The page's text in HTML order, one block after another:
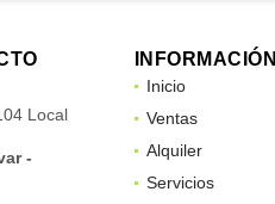
Local
-
INFORMACIÓN
Inicio
Ventas
Alquiler
Servicios